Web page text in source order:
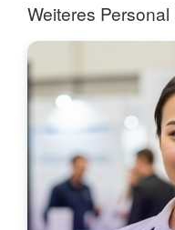
Weiteres